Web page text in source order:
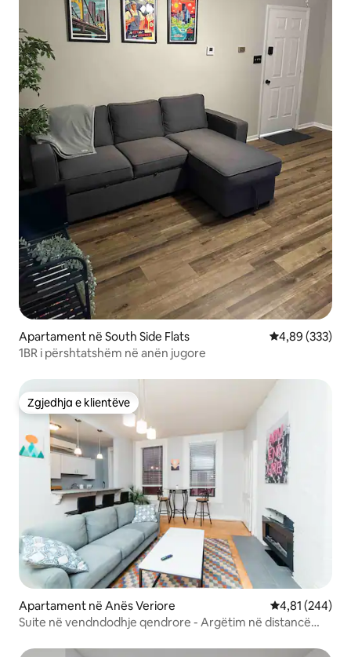
Apartament në South Side Flats Vlerësimi
4,89 (333)
1BR i përshtatshëm në anën jugore
Zgjedhja e klientëve
Zgjedhja e klientëve
Apartament në Anës Veriore Vlerësimi
4,81 (244)
Suite në vendndodhje qendrore - Argëtim në distancë